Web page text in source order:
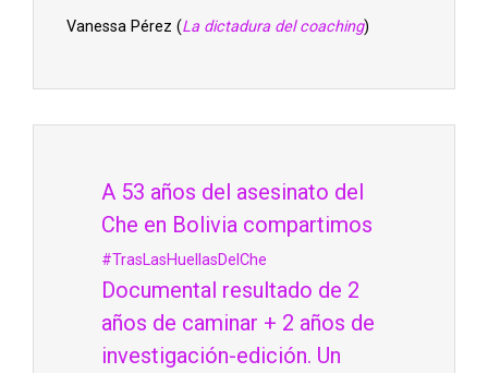
Vanessa Pérez (La dictadura del coaching)
A 53 años del asesinato del
Che en Bolivia compartimos
#TrasLasHuellasDelChe
Documental resultado de 2
años de caminar + 2 años de
investigación-edición. Un